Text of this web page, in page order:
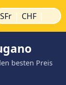
SFr | CHF |
besten Preis